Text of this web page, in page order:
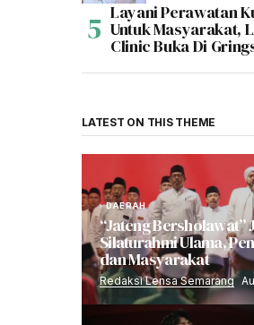
Layani Perawatan
Untuk Masyarakat,
Clinic Buka Di
LATEST ON THIS THEME
DAERAH
“Jateng Bersholawat”
Silaturahmi Ulama,
dan Masyarakat
Redaksi Lensa Semarang